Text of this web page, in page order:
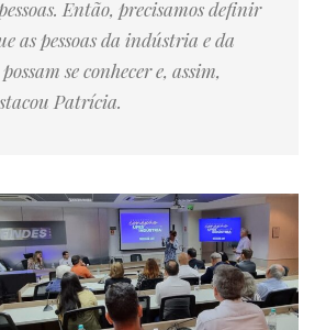
Então, precisamos definir
as pessoas da indústria e da
se conhecer e, assim,
Patrícia.